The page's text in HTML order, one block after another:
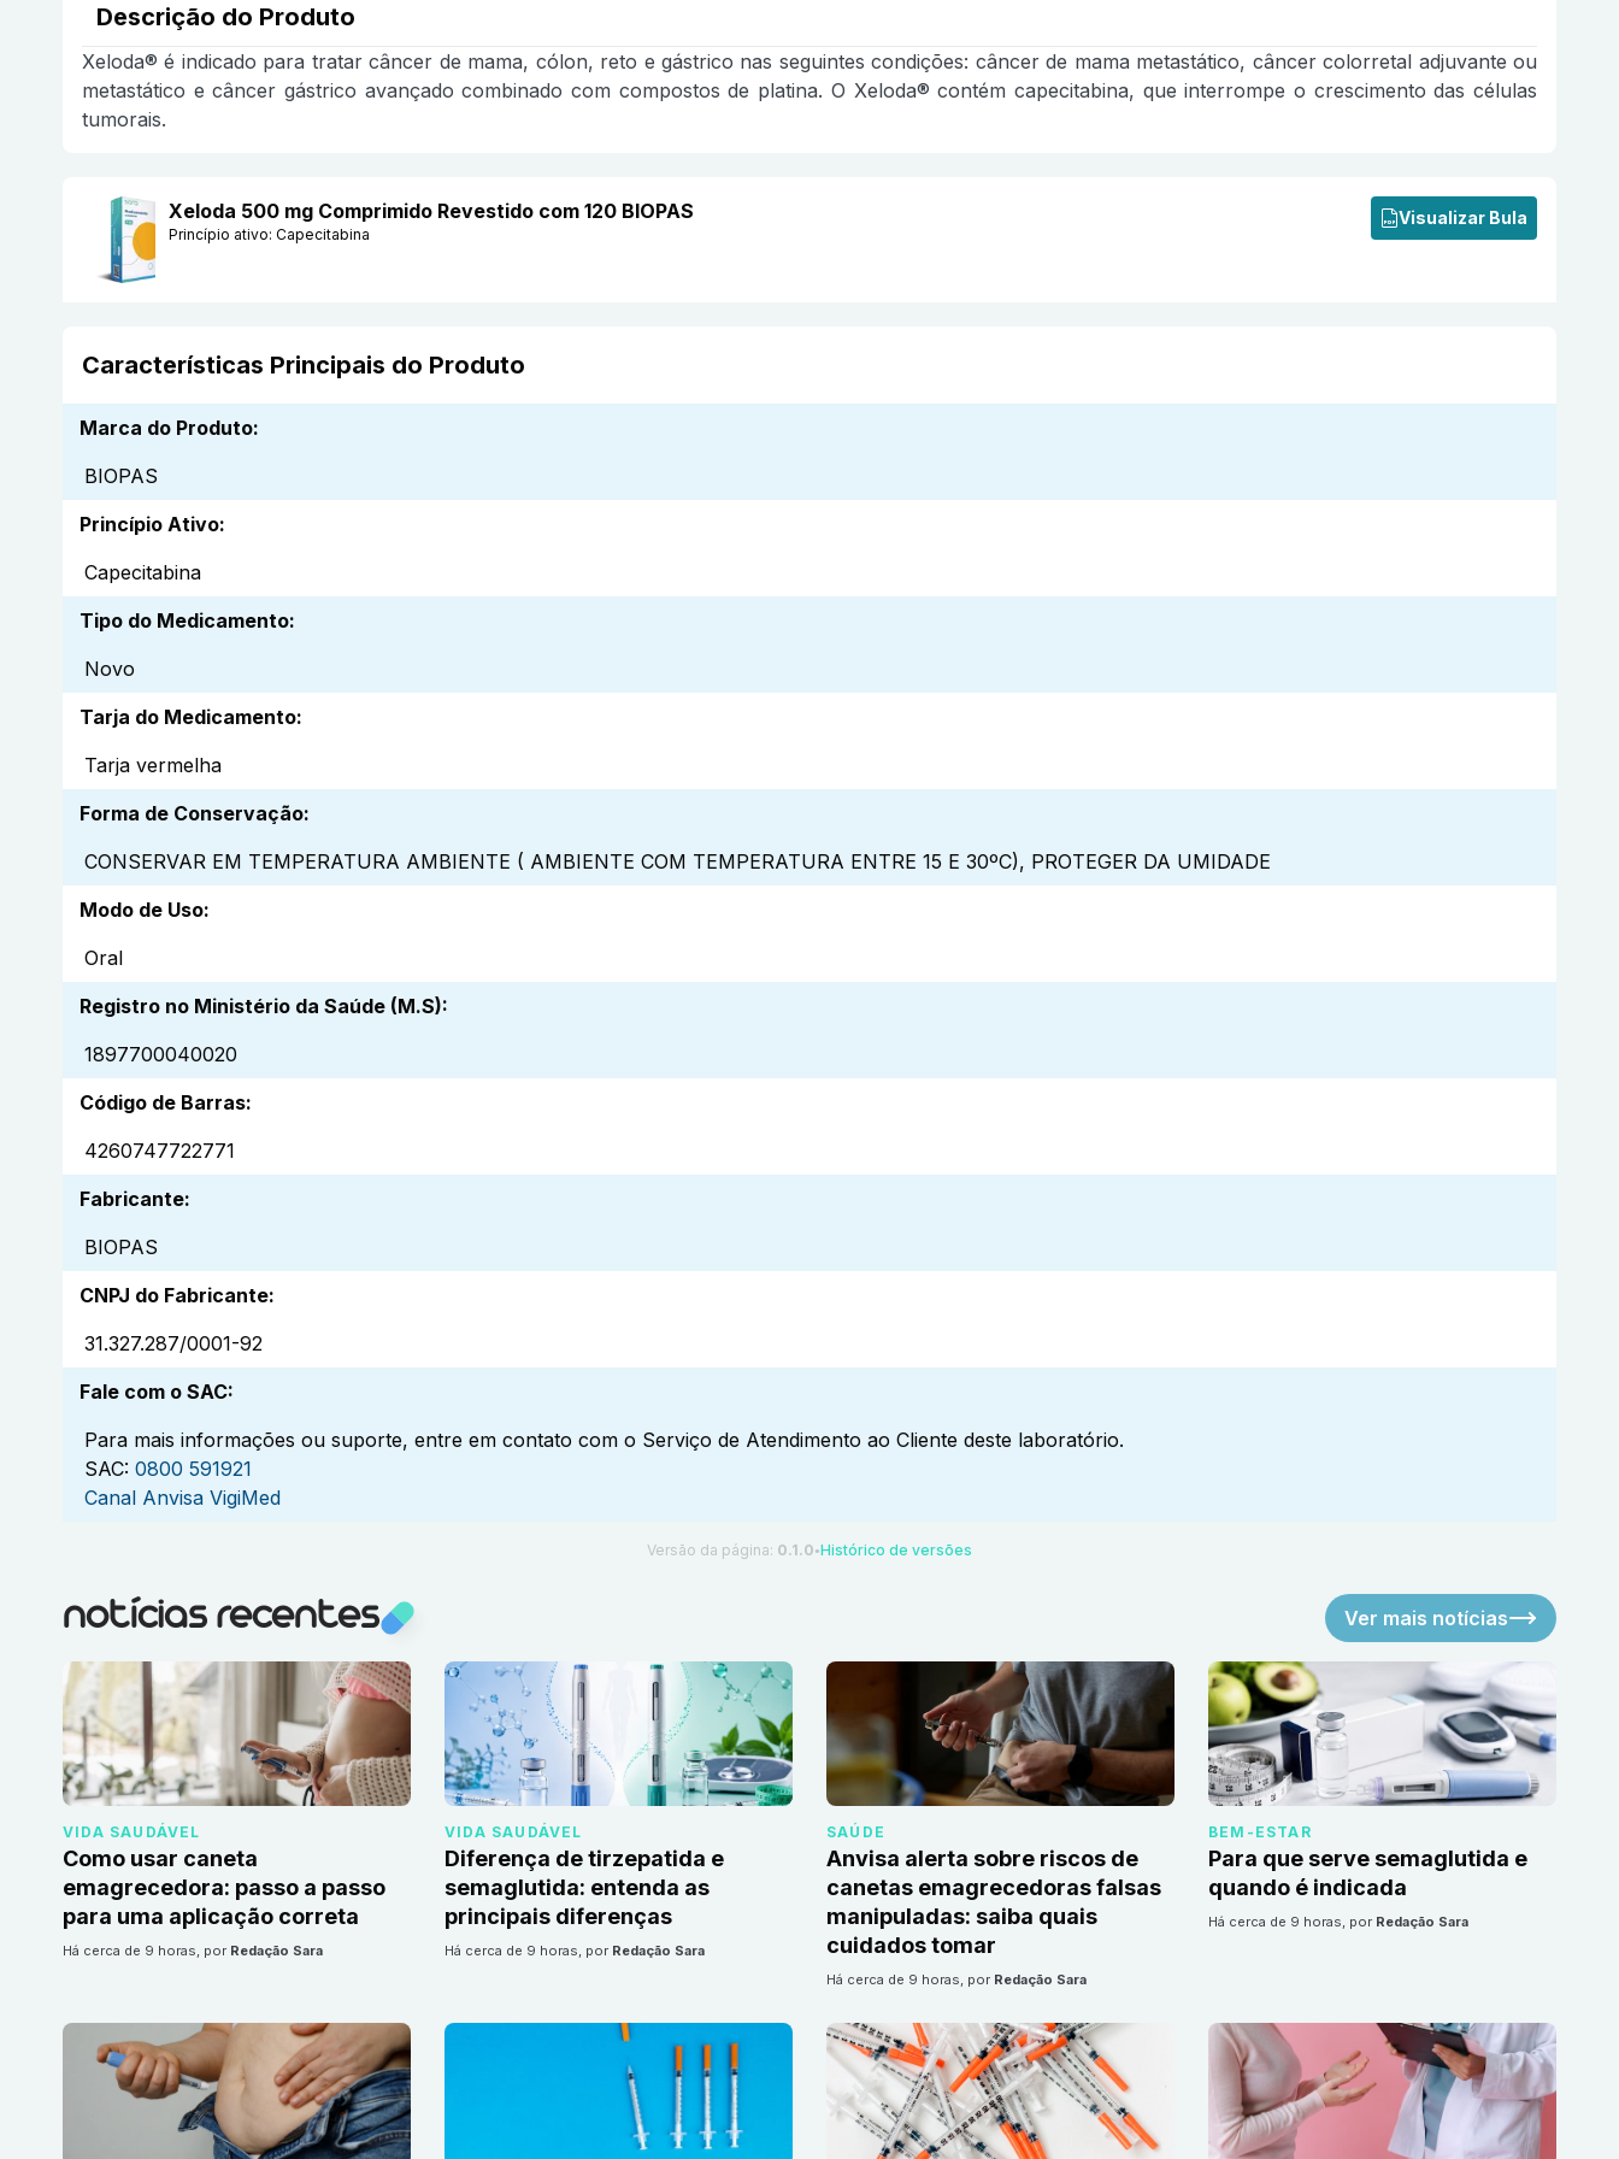
Descrição do Produto
Xeloda® é indicado para tratar câncer de mama, cólon, reto e gástrico nas seguintes condições: câncer de mama metastático, câncer colorretal adjuvante ou
metastático e câncer gástrico avançado combinado com compostos de platina. O Xeloda® contém capecitabina, que interrompe o crescimento das células
tumorais.
Xeloda 500 mg Comprimido Revestido com 120 BIOPAS
Princípio ativo: Capecitabina
Visualizar Bula
Características Principais do Produto
Marca do Produto:
BIOPAS
Princípio Ativo:
Capecitabina
Tipo do Medicamento:
Novo
Tarja do Medicamento:
Tarja vermelha
Forma de Conservação:
CONSERVAR EM TEMPERATURA AMBIENTE ( AMBIENTE COM TEMPERATURA ENTRE 15 E 30ºC), PROTEGER DA UMIDADE
Modo de Uso:
Oral
Registro no Ministério da Saúde (M.S):
1897700040020
Código de Barras:
4260747722771
Fabricante:
BIOPAS
CNPJ do Fabricante:
31.327.287/0001-92
Fale com o SAC:
Para mais informações ou suporte, entre em contato com o Serviço de Atendimento ao Cliente deste laboratório.
SAC: 0800 591921
Canal Anvisa VigiMed
Versão da página: 0.1.0 ●Histórico de versões
notícias recentes Ver mais notícias
VIDA SAUDÁVEL
Como usar caneta
emagrecedora: passo a passo
para uma aplicação correta
há cerca de 9 horas, por Redação Sara
VIDA SAUDÁVEL
Diferença de tirzepatida e
semaglutida: entenda as
principais diferenças
há cerca de 9 horas, por Redação Sara
SAÚDE
Anvisa alerta sobre riscos de
canetas emagrecedoras falsas
manipuladas: saiba quais
cuidados tomar
há cerca de 9 horas, por Redação Sara
BEM-ESTAR
Para que serve semaglutida e
quando é indicada
há cerca de 9 horas, por Redação Sara